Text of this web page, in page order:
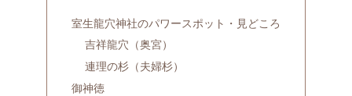
室生龍穴神社のパワースポット・見どころ
吉祥龍穴（奥宮）
連理の杉（夫婦杉）
御神徳